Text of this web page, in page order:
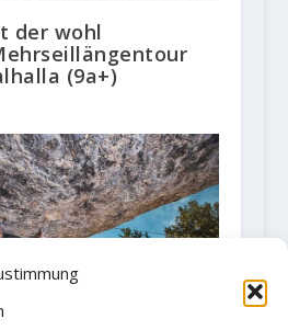
der wohl
(9a+)